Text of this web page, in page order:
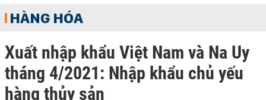
HÀNG HÓA
Xuất nhập khẩu Việt Nam và Na Uy
tháng 4/2021: Nhập khẩu chủ yếu
hàng thủy sản